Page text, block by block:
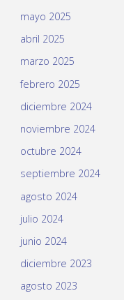
mayo 2025
abril 2025
marzo 2025
febrero 2025
diciembre 2024
noviembre 2024
octubre 2024
septiembre 2024
agosto 2024
julio 2024
junio 2024
diciembre 2023
agosto 2023